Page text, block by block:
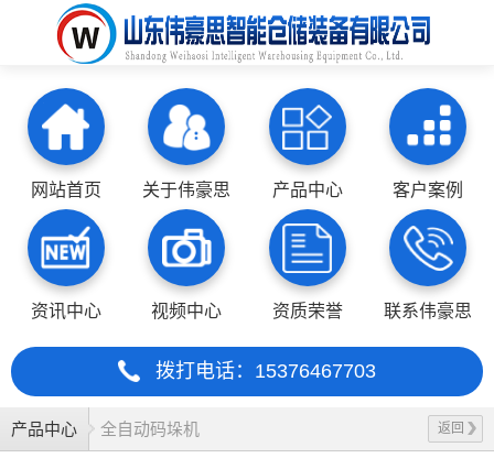
网站首页 关于伟豪思 产品中心 客户案例
资讯中心 视频中心 资质荣誉 联系伟豪思
拨打电话：15376467703
产品中心 返回
全自动码垛机